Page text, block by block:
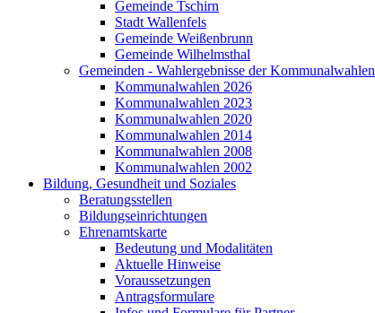
Gemeinde Tschirn
Stadt Wallenfels
Gemeinde Weißenbrunn
Gemeinde Wilhelmsthal
Gemeinden - Wahlergebnisse der Kommunalwahlen
Kommunalwahlen 2026
Kommunalwahlen 2023
Kommunalwahlen 2020
Kommunalwahlen 2014
Kommunalwahlen 2008
Kommunalwahlen 2002
Bildung, Gesundheit und Soziales
Beratungsstellen
Bildungseinrichtungen
Ehrenamtskarte
Bedeutung und Modalitäten
Aktuelle Hinweise
Voraussetzungen
Antragsformulare